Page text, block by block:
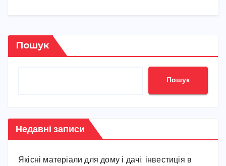
Пошук
Пошук
Недавні записи
Якісні матеріали для дому і дачі: інвестиція в